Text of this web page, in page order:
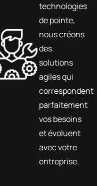
technologies
de pointe,
nous créons
des
solutions
agiles qui
correspondent
parfaitement
vos besoins
et évoluent
avec votre
entreprise.